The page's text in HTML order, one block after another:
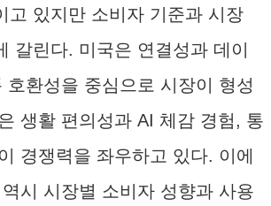
고 있지만 소비자 기준과 시장
갈린다. 미국은 연결성과 데이
호환성을 중심으로 시장이 형성
생활 편의성과 AI 체감 경험, 통
경쟁력을 좌우하고 있다. 이에
시 시장별 소비자 성향과 사용